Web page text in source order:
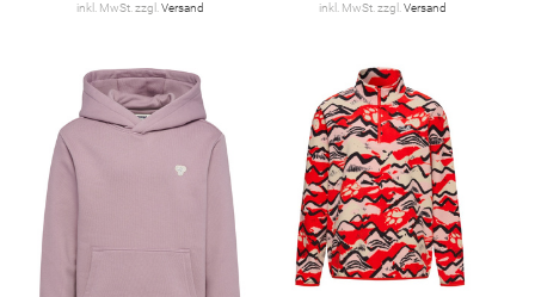
inkl. MwSt. zzgl. Versand inkl. MwSt. zzgl. Versand